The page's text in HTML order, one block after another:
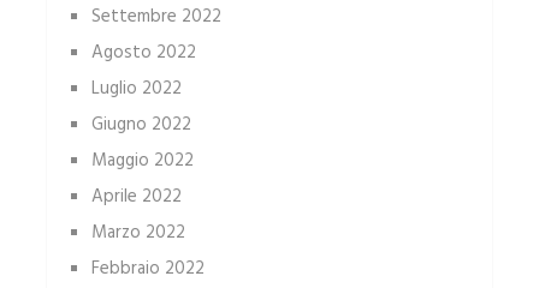
Settembre 2022
Agosto 2022
Luglio 2022
Giugno 2022
Maggio 2022
Aprile 2022
Marzo 2022
Febbraio 2022